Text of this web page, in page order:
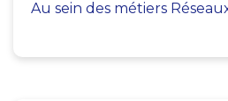
Au sein des métiers